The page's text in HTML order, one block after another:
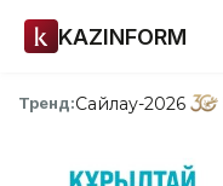
KAZINFORM
Тренд:Сайлау-2026